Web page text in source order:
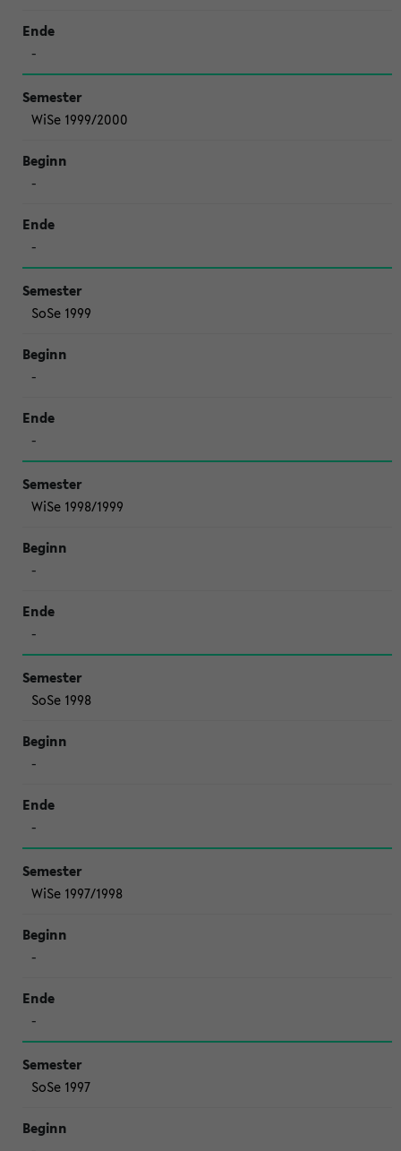
-
WiSe 1999/2000
-
-
SoSe 1999
-
-
WiSe 1998/1999
-
-
SoSe 1998
-
-
WiSe 1997/1998
-
-
SoSe 1997